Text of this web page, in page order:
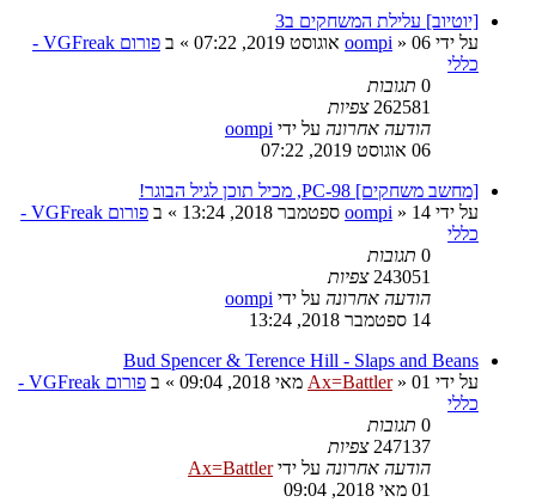
[יוטיוב] עלילת המשחקים ב3
על ידי
oompi » 06 אוגוסט 2019, 07:22 » ב
פורום VGFreak -
כללי
0 תגובות
262581 צפיות
הודעה אחרונה על ידי oompi
06 אוגוסט 2019, 07:22
[מחשב משחקים] PC-98, מכיל תוכן לגיל הבוגר!
על ידי
oompi » 14 ספטמבר 2018, 13:24 » ב
פורום VGFreak -
כללי
0 תגובות
243051 צפיות
הודעה אחרונה על ידי oompi
14 ספטמבר 2018, 13:24
Bud Spencer & Terence Hill - Slaps and Beans
על ידי
Ax=Battler» 01 מאי 2018, 09:04 » ב
פורום VGFreak -
כללי
0 תגובות
247137 צפיות
הודעה אחרונה על ידיAx=Battler
01 מאי 2018, 09:04